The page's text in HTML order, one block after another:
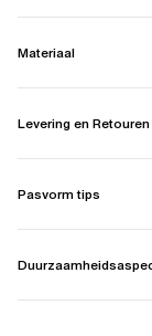
Materiaal
Levering en Retouren
Pasvorm tips